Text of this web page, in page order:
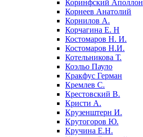
Коринфский Аполлон
Корнеев Анатолий
Корнилов А.
Корчагина Е. Н
Костомаров Н. И.
Костомаров Н.И.
Котельникова Т.
Коэльо Пауло
Кракфус Герман
Кремлев С.
Крестовский В.
Кристи А.
Крузенштерн И.
Крутогоров Ю.
Кручина Е.Н.